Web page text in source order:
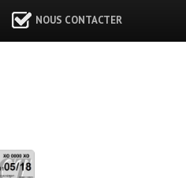
NOUS CONTACTER